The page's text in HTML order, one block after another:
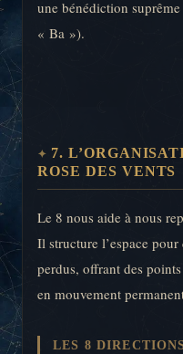
une bénédiction
« Ba »).
7.
ROSE DES VENTS
Le 8 nous aide à nous
Il structure l’espace
perdus, offrant des
en mouvement
LES 8